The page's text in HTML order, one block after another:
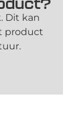
Dit kan
product